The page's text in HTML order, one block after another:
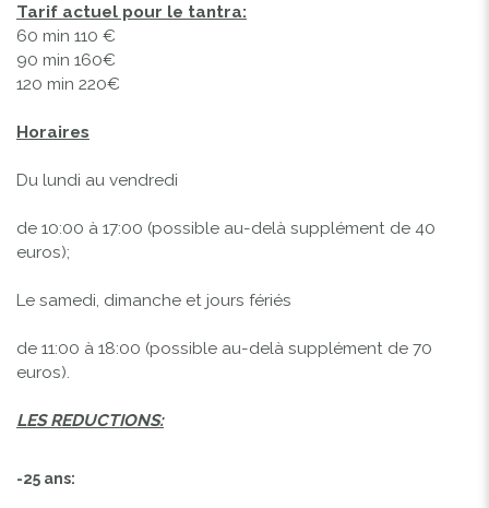
Tarif actuel pour le tantra:
60 min 110 €
90 min 160€
120 min 220€
Horaires
Du lundi au vendredi
de 10:00 à 17:00 (possible au-delà supplément de 40
euros);
Le samedi, dimanche et jours fériés
de 11:00 à 18:00 (possible au-delà supplément de 70
euros).
LES REDUCTIONS:
-25 ans: